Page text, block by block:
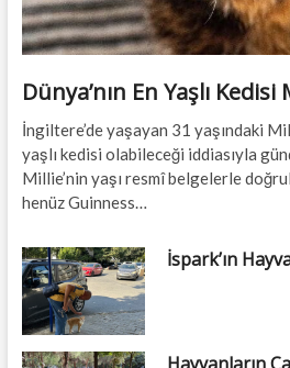
Dünya’nın En Yaşlı Kedisi
İngiltere’de yaşayan 31 yaşındaki
yaşlı kedisi olabileceği iddiasıyla
Millie’nin yaşı resmî belgelerle
henüz Guinness…
İspark’ın